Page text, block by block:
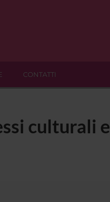
CONTATTI
culturali e